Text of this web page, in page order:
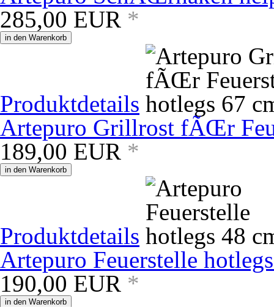
285,00 EUR *
in den Warenkorb
Produktdetails
Artepuro Grillrost fÃŒr
189,00 EUR *
in den Warenkorb
Produktdetails
Artepuro Feuerstelle
190,00 EUR *
in den Warenkorb